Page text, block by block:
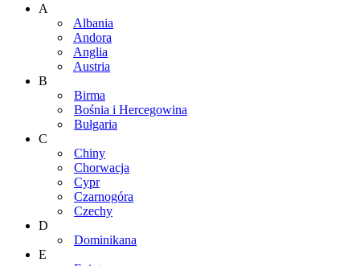
A
Albania
Andora
Anglia
Austria
B
Birma
Bośnia i Hercegowina
Bułgaria
C
Chiny
Chorwacja
Cypr
Czarnogóra
Czechy
D
Dominikana
E